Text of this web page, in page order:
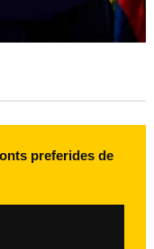
preferides de